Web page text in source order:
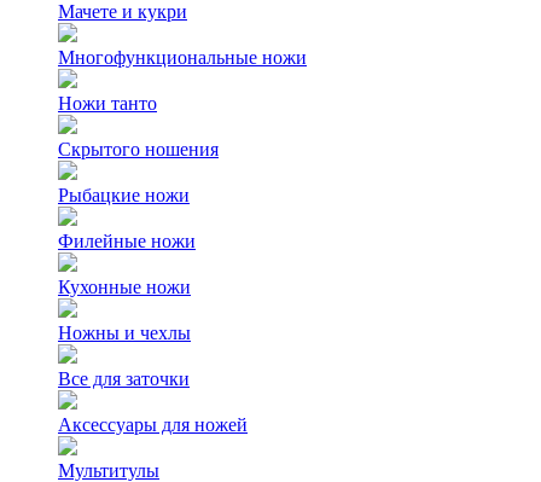
Мачете и кукри
Многофункциональные ножи
Ножи танто
Скрытого ношения
Рыбацкие ножи
Филейные ножи
Кухонные ножи
Ножны и чехлы
Все для заточки
Аксессуары для ножей
Мультитулы